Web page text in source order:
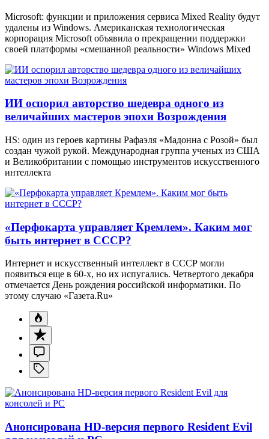
Microsoft: функции и приложения сервиса Mixed Reality будут
удалены из Windows. Американская технологическая
корпорация Microsoft объявила о прекращении поддержки
своей платформы «смешанной реальности» Windows Mixed
ИИ оспорил авторство шедевра одного из
величайших мастеров эпохи Возрождения
HS: один из героев картины Рафаэля «Мадонна с Розой» был
создан чужой рукой. Международная группа ученых из США
и Великобритании с помощью инструментов искусственного
интеллекта
«Перфокарта управляет Кремлем». Каким мог
быть интернет в СССР?
Интернет и искусственный интеллект в СССР могли
появиться еще в 60-х, но их испугались. Четвертого декабря
отмечается День рождения российской информатики. По
этому случаю «Газета.Ru»
Анонсирована HD-версия первого Resident Evil